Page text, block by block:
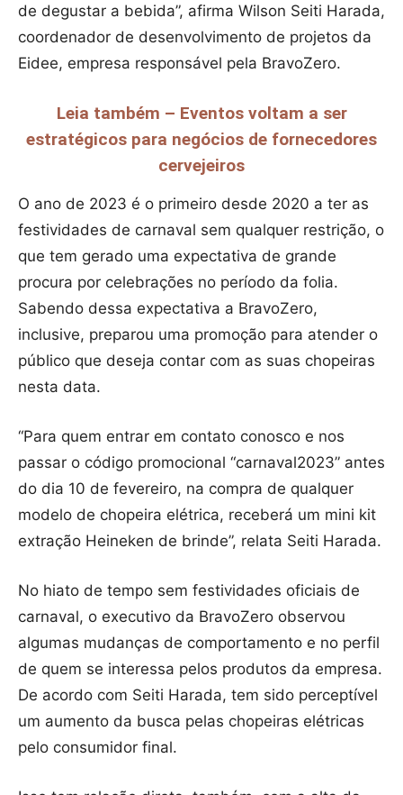
de degustar a bebida”, afirma Wilson Seiti Harada,
coordenador de desenvolvimento de projetos da
Eidee, empresa responsável pela BravoZero.
Leia também – Eventos voltam a ser
estratégicos para negócios de fornecedores
cervejeiros
O ano de 2023 é o primeiro desde 2020 a ter as
festividades de carnaval sem qualquer restrição, o
que tem gerado uma expectativa de grande
procura por celebrações no período da folia.
Sabendo dessa expectativa a BravoZero,
inclusive, preparou uma promoção para atender o
público que deseja contar com as suas chopeiras
nesta data.
“Para quem entrar em contato conosco e nos
passar o código promocional “carnaval2023” antes
do dia 10 de fevereiro, na compra de qualquer
modelo de chopeira elétrica, receberá um mini kit
extração Heineken de brinde”, relata Seiti Harada.
No hiato de tempo sem festividades oficiais de
carnaval, o executivo da BravoZero observou
algumas mudanças de comportamento e no perfil
de quem se interessa pelos produtos da empresa.
De acordo com Seiti Harada, tem sido perceptível
um aumento da busca pelas chopeiras elétricas
pelo consumidor final.